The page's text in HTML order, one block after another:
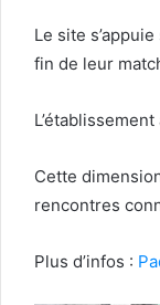
Le site
fin de leur
Cette
rencontres
Plus d’infos :